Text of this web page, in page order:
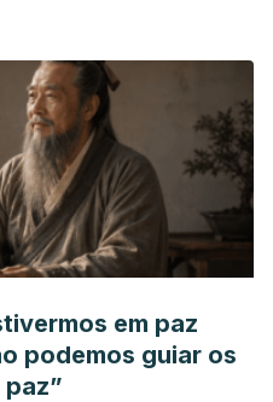
em paz
podemos guiar os